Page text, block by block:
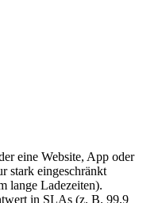
eine Website, App oder
stark eingeschränkt
lange Ladezeiten).
in SLAs (z. B. 99,9